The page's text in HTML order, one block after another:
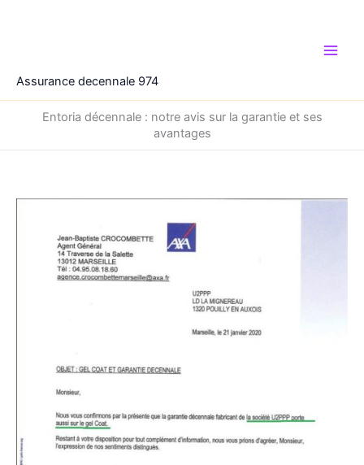
Assurance decennale 974
Entoria décennale : notre avis sur la garantie et ses
avantages